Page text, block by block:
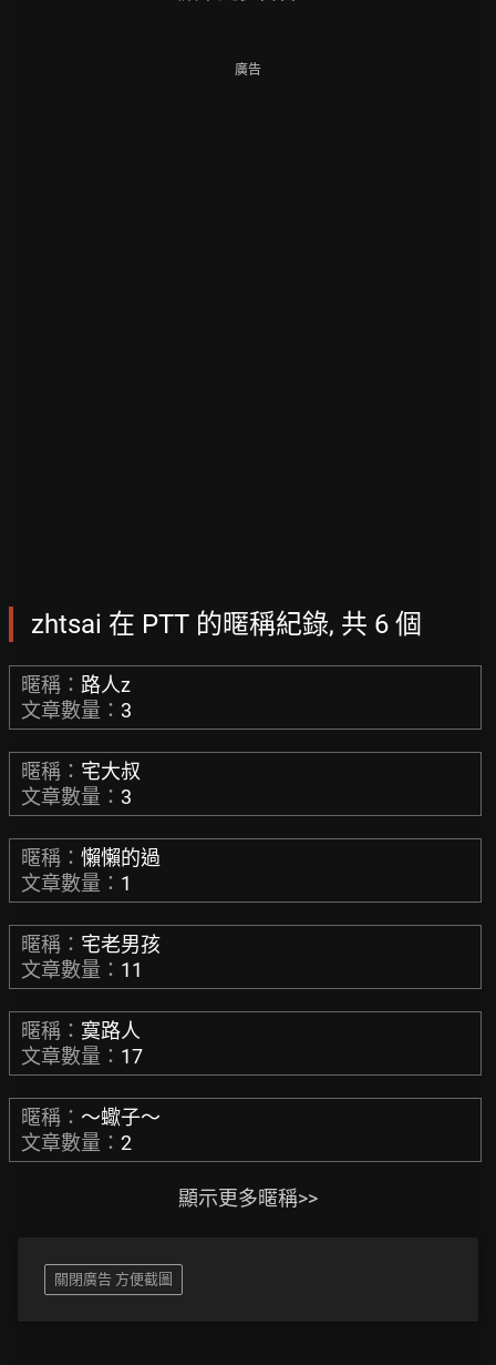
廣告
zhtsai 在 PTT 的暱稱紀錄, 共 6 個
暱稱： 路人z
文章數量： 3
暱稱： 宅大叔
文章數量： 3
暱稱： 懶懶的過
文章數量： 1
暱稱： 宅老男孩
文章數量： 11
暱稱： 寞路人
文章數量： 17
暱稱： ～蠍子～
文章數量： 2
顯示更多暱稱>>
關閉廣告 方便截圖